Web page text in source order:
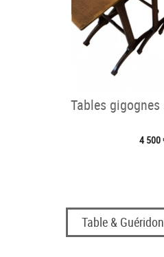
Tables
4 500
Table &